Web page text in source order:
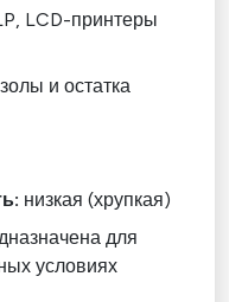
LCD-принтеры
и остатка
низкая (хрупкая)
для
условиях